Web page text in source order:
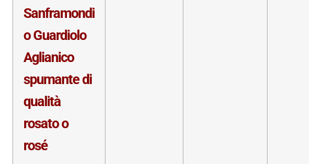
Sanframondi
o Guardiolo
Aglianico
spumante di
qualità
rosato o
rosé